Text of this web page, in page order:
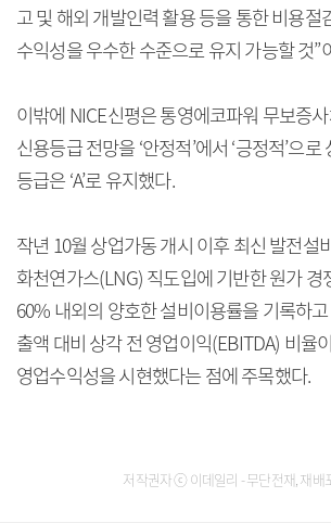
고 및 해외 개발인력 활용 등을 통한 비용절
수익성을 우수한 수준으로 유지 가능할 것”
이밖에 NICE신평은 통영에코파워 무보증
신용등급 전망을 ‘안정적’에서 ‘긍정적’으
등급은 ‘A’로 유지했다.
작년 10월 상업가동 개시 이후 최신 발전설
화천연가스(LNG) 직도입에 기반한 원가 경
60% 내외의 양호한 설비이용률을 기록하
출액 대비 상각 전 영업이익(EBITDA) 비율
영업수익성을 시현했다는 점에 주목했다.
저작권자 ⓒ 이데일리 - 무단전재, 재배